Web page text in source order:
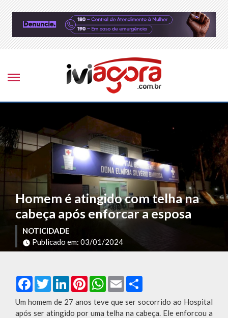
Homem é atingido com telha na
cabeça após enforcar a esposa
NOTICIDADE
Publicado em: 03/01/2024
Facebook
TwitterLinkedInPinterestWhatsApp
Email
Um homem de 27 anos teve que ser socorrido ao Hospital
após ser atingido por uma telha na cabeça. Ele enforcou a